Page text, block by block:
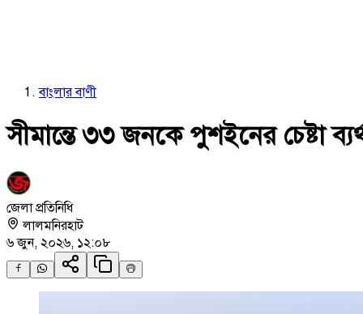
বাংলার বাণী
সীমান্তে ৩৩ জনকে পুশইনের চেষ্টা
জেলা প্রতিনিধি
লালমনিরহাট
৬ জুন, ২০২৬, ১২:০৮